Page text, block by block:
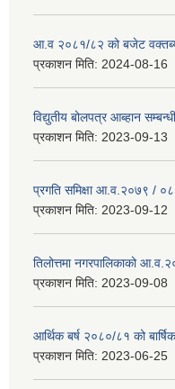
आ.व २०८१/८२ को बजेट
प्रकाशन मिति: 2024-08-16
विद्युतीय बोलपत्र आब्हान
प्रकाशन मिति: 2023-09-13
प्रगति समिक्षा आ.व.२०७९ /
प्रकाशन मिति: 2023-09-12
तिलोत्तमा नगरपालिकाको
प्रकाशन मिति: 2023-09-08
आर्थिक बर्ष २०८०/८१ को
प्रकाशन मिति: 2023-06-25